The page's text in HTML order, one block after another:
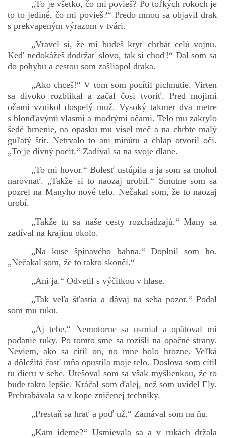
„To je všetko, čo mi povieš? Po toľkých rokoch je
to to jediné, čo mi povieš?“ Predo mnou sa objavil drak
s prekvapeným výrazom v tvári.
„Vravel si, že mi budeš kryť chrbát celú vojnu.
Keď nedokážeš dodržať slovo, tak si choď!“ Dal som sa
do pohybu a cestou som zašliapol draka.
„Ako chceš!“ V tom som pocítil pichnutie. Virten
sa divoko rozblikal a začal čosi tvoriť. Pred mojimi
očami vznikol dospelý muž. Vysoký takmer dva metre
s blonďavými vlasmi a modrými očami. Telo mu zakrylo
šedé brnenie, na opasku mu visel meč a na chrbte malý
guľatý štít. Netrvalo to ani minútu a chlap otvoril oči.
„To je divný pocit.“ Zadíval sa na svoje dlane.
„To mi hovor.“ Bolesť ustúpila a ja som sa mohol
narovnať. „Takže si to naozaj urobil.“ Smutne som sa
pozrel na Manyho nové telo. Nečakal som, že to naozaj
urobí.
„Takže tu sa naše cesty rozchádzajú.“ Many sa
zadíval na krajinu okolo.
„Na kuse špinavého bahna.“ Doplnil som ho.
„Nečakal som, že to takto skončí.“
„Ani ja.“ Odvetil s výčitkou v hlase.
„Tak veľa šťastia a dávaj na seba pozor.“ Podal
som mu ruku.
„Aj tebe.“ Nemotorne sa usmial a opätoval mi
podanie ruky. Po tomto sme sa rozišli na opačné strany.
Neviem, ako sa cítil on, no mne bolo hrozne. Veľká
a dôležitá časť mňa opustila moje telo. Doslova som cítil
tu dieru v sebe. Utešoval som sa však myšlienkou, že to
bude takto lepšie. Kráčal som ďalej, než som uvidel Ely.
Prehrabávala sa v kope zničenej techniky.
„Prestaň sa hrať a poď už.“ Zamával som na ňu.
„Kam ideme?“ Usmievala sa a v rukách držala